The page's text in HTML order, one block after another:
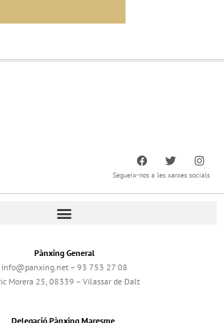
Segueix-nos a les xarxes socials
Pànxing General
info@panxing.net – 93 753 27 08
Morera 25, 08339 – Vilassar de Dalt
Delegació Pànxing Maresme